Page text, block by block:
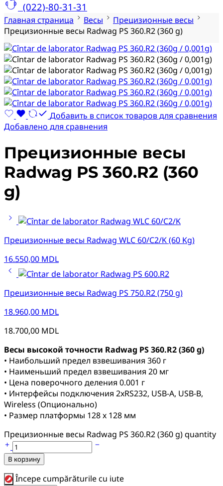
(022)-80-31-31
Главная страница Весы
Прецизионные весы
Прецизионные весы Radwag PS 360.R2 (360 g)
Добавить в список товаров для сравнения
Добавлено для сравнения
Прецизионные весы
Radwag PS 360.R2 (360
g)
Прецизионные весы Radwag WLC 60/C2/K (60 Kg)
16.550,00 MDL
Прецизионные весы Radwag PS 750.R2 (750 g)
18.960,00 MDL
18.700,00 MDL
Весы высокой точности Radwag PS 360.R2 (360 g)
• Наибольший предел взвешивания 360 г
• Наименьший предел взвешивания 20 мг
• Цена поверочного деления 0.001 г
• Интерфейсы подключения 2xRS232, USB-A, USB-B,
Wireless (Опционально)
• Размер платформы 128 x 128 мм
Прецизионные весы Radwag PS 360.R2 (360 g) quantity
В корзину
Începe cumpărăturile cu iute